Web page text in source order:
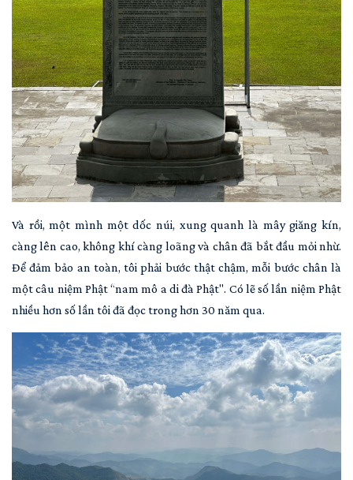
Và rồi, một mình một dốc núi, xung quanh là mây giăng kín,
càng lên cao, không khí càng loãng và chân đã bắt đầu mỏi nhừ.
Để đảm bảo an toàn, tôi phải bước thật chậm, mỗi bước chân là
một câu niệm Phật “nam mô a di đà Phật". Có lẽ số lần niệm Phật
nhiều hơn số lần tôi đã đọc trong hơn 30 năm qua.